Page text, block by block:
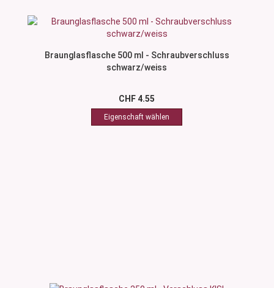
Braunglasflasche 500 ml - Schraubverschluss
schwarz/weiss
CHF 4.55